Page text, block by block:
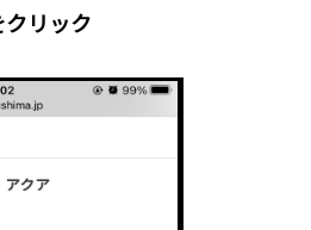
リック